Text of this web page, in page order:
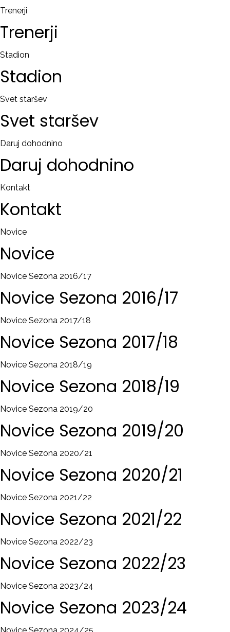
Trenerji
Trenerji
Stadion
Stadion
Svet staršev
Svet staršev
Daruj dohodnino
Daruj dohodnino
Kontakt
Kontakt
Novice
Novice
Novice Sezona 2016/17
Novice Sezona 2016/17
Novice Sezona 2017/18
Novice Sezona 2017/18
Novice Sezona 2018/19
Novice Sezona 2018/19
Novice Sezona 2019/20
Novice Sezona 2019/20
Novice Sezona 2020/21
Novice Sezona 2020/21
Novice Sezona 2021/22
Novice Sezona 2021/22
Novice Sezona 2022/23
Novice Sezona 2022/23
Novice Sezona 2023/24
Novice Sezona 2023/24